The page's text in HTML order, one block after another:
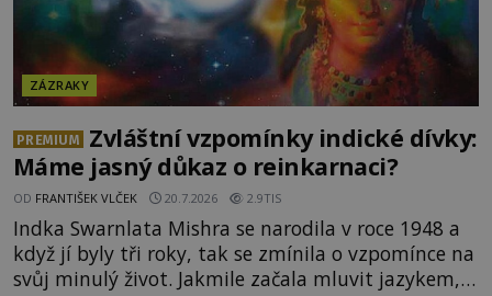
ZÁZRAKY
PREMIUM
Zvláštní vzpomínky indické dívky:
Máme jasný důkaz o reinkarnaci?
OD FRANTIŠEK VLČEK 20.7.2026 2.9TIS
Indka Swarnlata Mishra se narodila v roce 1948 a
když jí byly tři roky, tak se zmínila o vzpomínce na
svůj minulý život. Jakmile začala mluvit jazykem,